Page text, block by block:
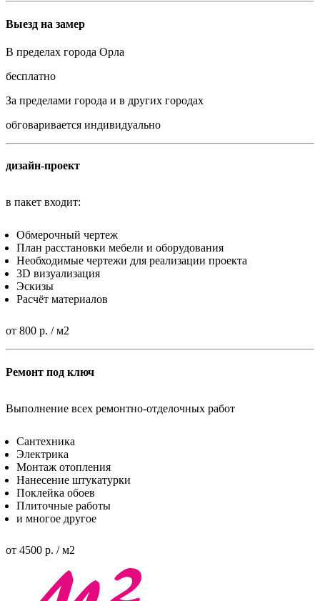
Выезд на замер
В пределах города Орла
бесплатно
За пределами города и в других городах
обговаривается индивидуально
дизайн-проект
в пакет входит:
Обмерочный чертеж
План расстановки мебели и оборудования
Необходимые чертежи для реализации проекта
3D визуализация
Эскизы
Расчёт материалов
от 800 р. / м2
Ремонт под ключ
Выполнение всех ремонтно-отделочных работ
Сантехника
Электрика
Монтаж отопления
Нанесение штукатурки
Поклейка обоев
Плиточные работы
и многое другое
от 4500 р. / м2